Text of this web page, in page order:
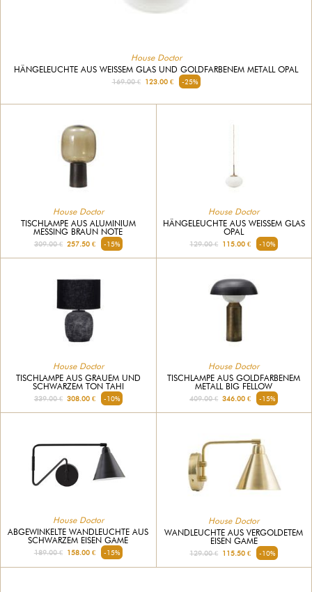
House Doctor
HÄNGELEUCHTE AUS WEISSEM GLAS UND GOLDFARBENEM METALL OPAL
169.00 €123.00 € -25%
House Doctor
TISCHLAMPE AUS ALUMINIUM
MESSING BRAUN NOTE
309.00 €257.50 € -15%
House Doctor
HÄNGELEUCHTE AUS WEISSEM GLAS O
PAL
129.00 € 115.00 € -10%
House Doctor
TISCHLAMPE AUS GRAUEM UND
SCHWARZEM TON TAHI
339.00 €308.00 € -10%
House Doctor
TISCHLAMPE AUS GOLDFARBENEM
METALL BIG FELLOW
409.00 € 346.00 € -15%
House Doctor
ABGEWINKELTE WANDLEUCHTE AUS
SCHWARZEM EISEN GAME
189.00 €158.00 € -15%
House Doctor
WANDLEUCHTE AUS VERGOLDETEM
EISEN GAME
129.00 € 115.50 € -10%